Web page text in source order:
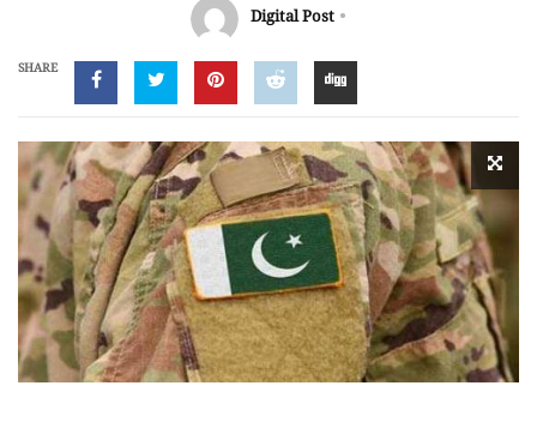
Digital Post
SHARE